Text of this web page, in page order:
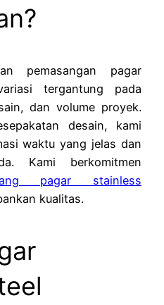
pemasangan pagar
tergantung pada
dan volume proyek.
desain, kami
waktu yang jelas dan
Kami berkomitmen
pagar stainless
kualitas.